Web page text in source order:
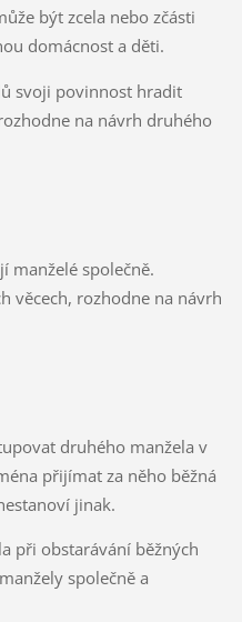
být zcela nebo zčásti
domácnost a děti.
svoji povinnost hradit
na návrh druhého
manželé společně.
věcech, rozhodne na návrh
druhého manžela v
přijímat za něho běžná
jinak.
při obstarávání běžných
společně a